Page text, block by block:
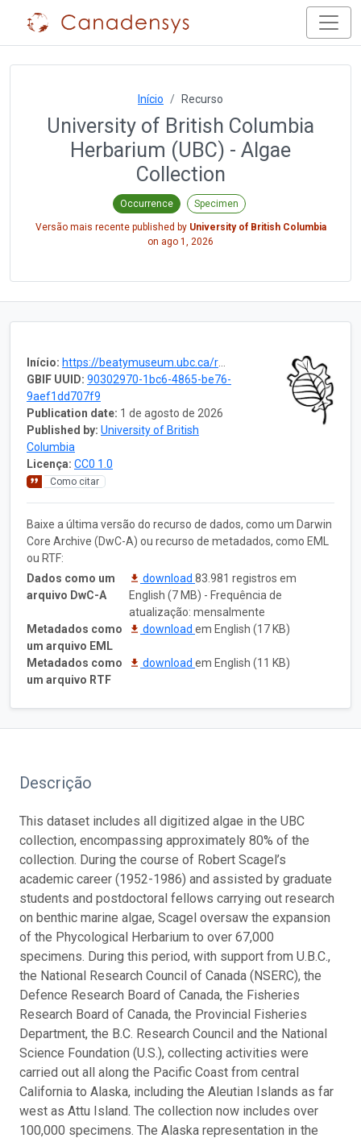
Início Recurso
University of British Columbia
Herbarium (UBC) - Algae
Collection
Occurrence Specimen
Versão mais recente published by University of British Columbia
on ago 1, 2026
Início: https://beatymuseum.ubc.ca/research-2/collections/herbarium/
GBIF UUID: 90302970-1bc6-4865-be76-
9aef1dd707f9
Publication date: 1 de agosto de 2026
Published by: University of British
Columbia
Licença: CC0 1.0
Como citar
Baixe a última versão do recurso de dados, como um Darwin
Core Archive (DwC-A) ou recurso de metadados, como EML
ou RTF:
Dados como um
arquivo DwC-A
download 83.981 registros em
English (7 MB) - Frequência de
atualização: mensalmente
Metadados como
um arquivo EML
download em English (17 KB)
Metadados como
um arquivo RTF
download em English (11 KB)
Descrição
This dataset includes all digitized algae in the UBC
collection, encompassing approximately 80% of the
collection. During the course of Robert Scagel’s
academic career (1952-1986) and assisted by graduate
students and postdoctoral fellows carrying out research
on benthic marine algae, Scagel oversaw the expansion
of the Phycological Herbarium to over 67,000
specimens. During this period, with support from U.B.C.,
the National Research Council of Canada (NSERC), the
Defence Research Board of Canada, the Fisheries
Research Board of Canada, the Provincial Fisheries
Department, the B.C. Research Council and the National
Science Foundation (U.S.), collecting activities were
carried out all along the Pacific Coast from central
California to Alaska, including the Aleutian Islands as far
west as Attu Island. The collection now includes over
100,000 specimens. The Alaska representation in the